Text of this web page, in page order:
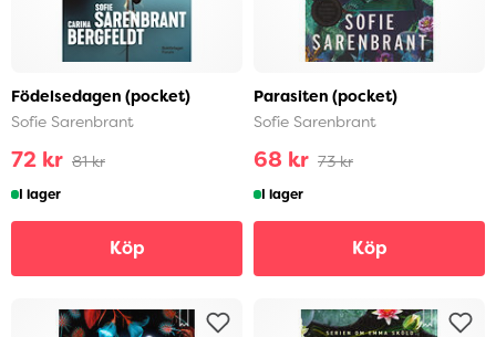
Födelsedagen (pocket)
Sofie Sarenbrant
72 kr 81 kr
I lager
Köp
Parasiten (pocket)
Sofie Sarenbrant
68 kr 73 kr
I lager
Köp